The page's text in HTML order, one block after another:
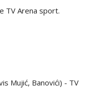
TV Arena sport.
Mujić, Banovići) - TV